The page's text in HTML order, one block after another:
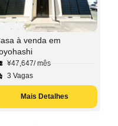
à venda em
¥47,647/ mês
3 Vagas
Mais Detalhes